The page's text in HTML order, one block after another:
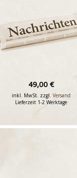
49,00 €
inkl. MwSt. zzgl. Versand
Lieferzeit 1-2 Werktage